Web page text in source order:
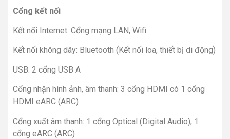
Cổng kết nối
Kết nối Internet: Cổng mạng LAN, Wifi
Kết nối không dây: Bluetooth (Kết nối loa, thiết bị di động)
USB: 2 cổng USB A
Cổng nhận hình ảnh, âm thanh: 3 cổng HDMI có 1 cổng
HDMI eARC (ARC)
Cổng xuất âm thanh: 1 cổng Optical (Digital Audio), 1
cổng eARC (ARC)